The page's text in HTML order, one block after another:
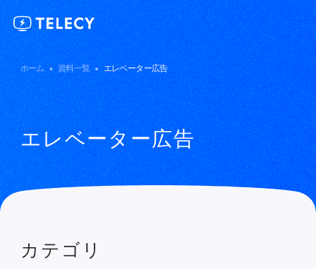
ホーム 資料一覧 エレベーター広告
エレベーター広告
カテゴリ